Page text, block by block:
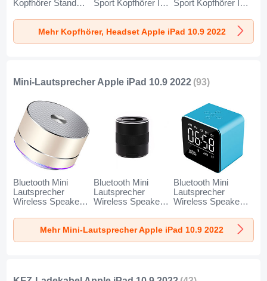
Kopfhörer Stand
10.9 2022 Schwarz
Sport Kopfhörer In
für Apple iPad 10.9
2022 Schwarz
Sport Kopfhörer In
für Apple iPad 10.9
2022 Gold
Mehr Kopfhörer, Headset Apple iPad 10.9 2022
Mini-Lautsprecher Apple iPad 10.9 2022 (93)
Bluetooth Mini
Lautsprecher
Wireless Speaker
Apple iPad 10.9
2022 Gold
Bluetooth Mini
Lautsprecher
Wireless Speaker
Apple iPad 10.9
2022 Schwarz
Bluetooth Mini
Lautsprecher
Wireless Speaker
Apple iPad 10.9
2022 Blau
Mehr Mini-Lautsprecher Apple iPad 10.9 2022